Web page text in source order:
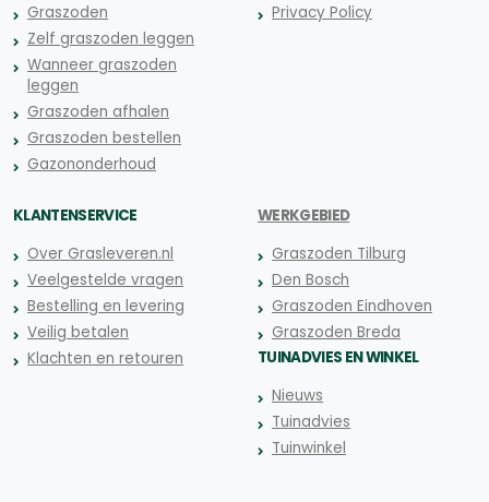
Graszoden
Zelf graszoden leggen
Wanneer graszoden
leggen
Graszoden afhalen
Graszoden bestellen
Gazononderhoud
Privacy Policy
KLANTENSERVICE
Over Grasleveren.nl
Veelgestelde vragen
Bestelling en levering
Veilig betalen
Klachten en retouren
WERKGEBIED
Graszoden Tilburg
Den Bosch
Graszoden Eindhoven
Graszoden Breda
TUINADVIES EN WINKEL
Nieuws
Tuinadvies
Tuinwinkel